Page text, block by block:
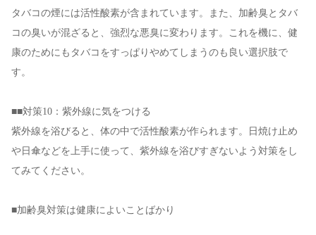
タバコの煙には活性酸素が含まれています。また、加齢臭とタバ
コの臭いが混ざると、強烈な悪臭に変わります。これを機に、健
康のためにもタバコをすっぱりやめてしまうのも良い選択肢で
す。
■■対策10：紫外線に気をつける
紫外線を浴びると、体の中で活性酸素が作られます。日焼け止め
や日傘などを上手に使って、紫外線を浴びすぎないよう対策をし
てみてください。
■加齢臭対策は健康によいことばかり